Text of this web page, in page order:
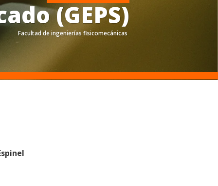
(GEPS)
Facultad de ingenierías fisicomecánicas
.